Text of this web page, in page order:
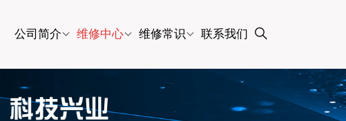
公司简介 维修中心 维修常识 联系我们